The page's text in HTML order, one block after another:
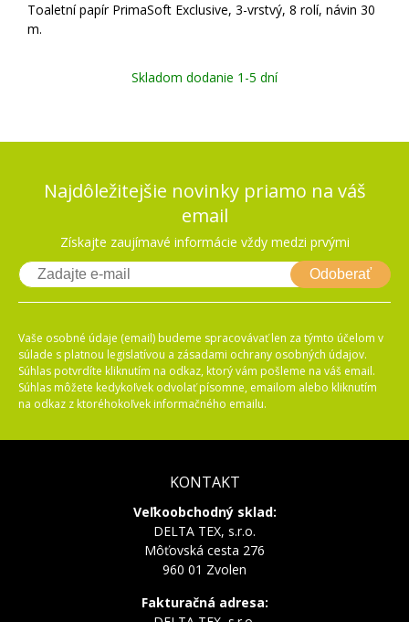
Toaletní papír PrimaSoft Exclusive, 3-vrstvý, 8 rolí, návin 30
m.
Skladom dodanie 1-5 dní
Najdôležitejšie novinky priamo na váš
email
Získajte zaujímavé informácie vždy medzi prvými
Odoberať
Vaše osobné údaje (email) budeme spracovávať len za týmto účelom v
súlade s platnou legislatívou a zásadami ochrany osobných údajov.
Súhlas potvrdíte kliknutím na odkaz, ktorý vám pošleme na váš email.
Súhlas môžete kedykoľvek odvolať písomne, emailom alebo kliknutím
na odkaz z ktoréhokoľvek informačného emailu.
KONTAKT
Veľkoobchodný sklad:
DELTA TEX, s.r.o.
Môťovská cesta 276
960 01 Zvolen
Fakturačná adresa: